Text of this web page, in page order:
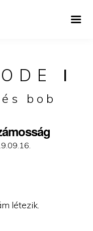
I
bob
létezik.